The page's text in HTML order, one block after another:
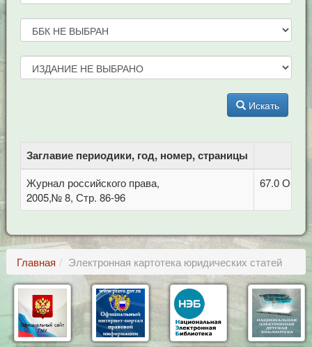
Искать
Заглавие периодики, год, номер, страницы
Журнал российского права,
2005,№ 8, Стр. 86-96
67.0
Главная Электронная картотека юридических статей